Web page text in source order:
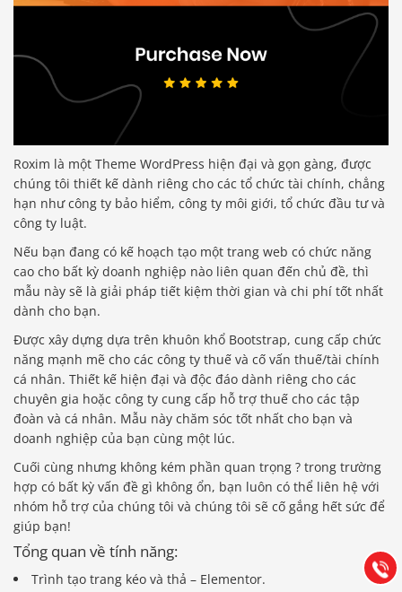
Roxim là một Theme WordPress hiện đại và gọn gàng, được
chúng tôi thiết kế dành riêng cho các tổ chức tài chính, chẳng
hạn như công ty bảo hiểm, công ty môi giới, tổ chức đầu tư và
công ty luật.
Nếu bạn đang có kế hoạch tạo một trang web có chức năng
cao cho bất kỳ doanh nghiệp nào liên quan đến chủ đề, thì
mẫu này sẽ là giải pháp tiết kiệm thời gian và chi phí tốt nhất
dành cho bạn.
Được xây dựng dựa trên khuôn khổ Bootstrap, cung cấp chức
năng mạnh mẽ cho các công ty thuế và cố vấn thuế/tài chính
cá nhân. Thiết kế hiện đại và độc đáo dành riêng cho các
chuyên gia hoặc công ty cung cấp hỗ trợ thuế cho các tập
đoàn và cá nhân. Mẫu này chăm sóc tốt nhất cho bạn và
doanh nghiệp của bạn cùng một lúc.
Cuối cùng nhưng không kém phần quan trọng ? trong trường
hợp có bất kỳ vấn đề gì không ổn, bạn luôn có thể liên hệ với
nhóm hỗ trợ của chúng tôi và chúng tôi sẽ cố gắng hết sức để
giúp bạn!
Tổng quan về tính năng:
Trình tạo trang kéo và thả – Elementor.
Gọi
Báo giá & Đặt hàng:
0903.976.769
(028) 22.166.144